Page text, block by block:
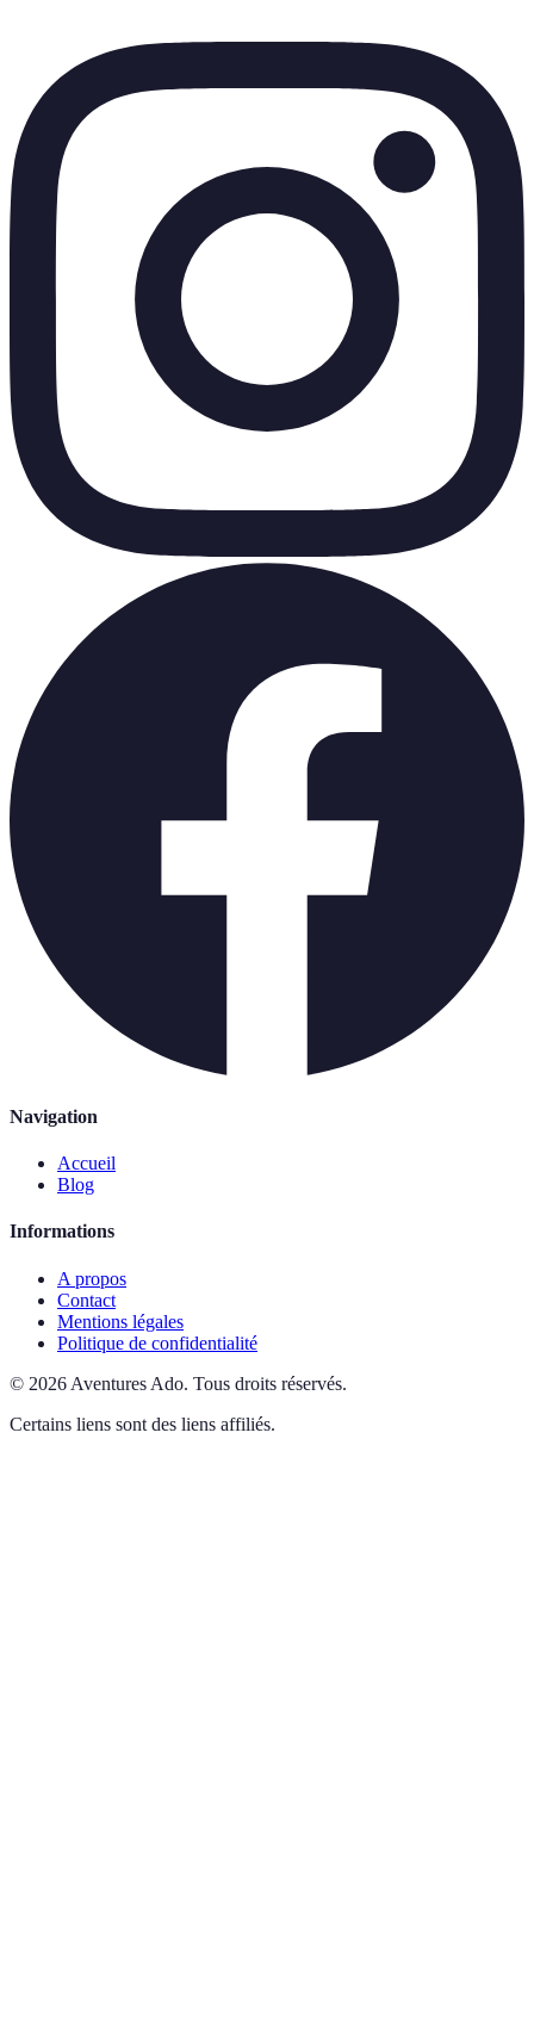
Navigation
Accueil
Blog
Informations
A propos
Contact
Mentions légales
Politique de confidentialité
© 2026 Aventures Ado. Tous droits réservés.
Certains liens sont des liens affiliés.